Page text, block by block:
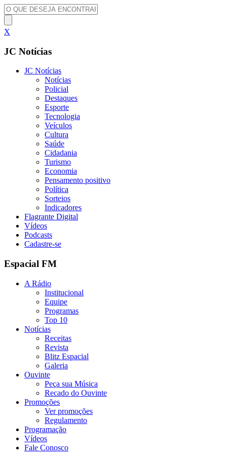
X
JC Notícias
JC Notícias
Notícias
Policial
Destaques
Esporte
Tecnologia
Veículos
Cultura
Saúde
Cidadania
Turismo
Economia
Pensamento positivo
Política
Sorteios
Indicadores
Flagrante Digital
Vídeos
Podcasts
Cadastre-se
Espacial FM
A Rádio
Institucional
Equipe
Programas
Top 10
Notícias
Receitas
Revista
Blitz Espacial
Galeria
Ouvinte
Peça sua Música
Recado do Ouvinte
Promoções
Ver promoções
Regulamento
Programação
Vídeos
Fale Conosco